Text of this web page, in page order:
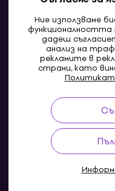
Ние използваме
дадеш
анализ на
рекламите в
страни, като